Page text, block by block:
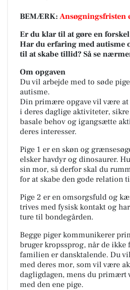
BEMÆRK: Ansøgningsfristen
Er du klar til at gøre en
Har du erfaring med autisme
til at skabe tillid? Så se
Om opgaven
Du vil arbejde med to søde
autisme.
Din primære opgave vil være
i deres daglige aktiviteter,
basale behov og igangsætte
deres interesser.
Pige 1 er en skøn og
elsker havdyr og dinosaurer.
sin mor, så derfor skal du
for at skabe den gode relation
Pige 2 er en omsorgsfuld og
trives med fysisk kontakt og
ture til bondegården.
Begge piger kommunikerer
bruger kropssprog, når de ikke
familien er dansktalende. Du
med deres mor, som vil være
dagligdagen, mens du primært
med den ene pige.